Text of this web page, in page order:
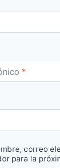
*
correo
para la